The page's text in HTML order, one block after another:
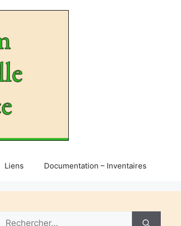
Liens Documentation – Inventaires
Rechercher :